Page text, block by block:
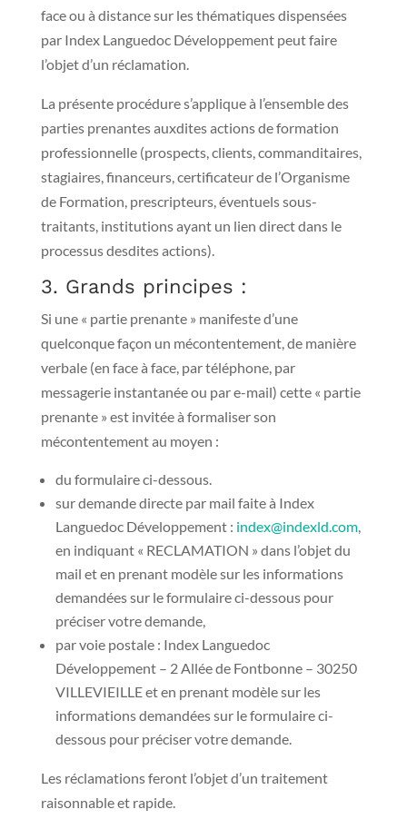
face ou à distance sur les thématiques dispensées
par Index Languedoc Développement peut faire
l’objet d’un réclamation.
La présente procédure s’applique à l’ensemble des
parties prenantes auxdites actions de formation
professionnelle (prospects, clients, commanditaires,
stagiaires, financeurs, certificateur de l’Organisme
de Formation, prescripteurs, éventuels sous-
traitants, institutions ayant un lien direct dans le
processus desdites actions).
3. Grands principes :
Si une « partie prenante » manifeste d’une
quelconque façon un mécontentement, de manière
verbale (en face à face, par téléphone, par
messagerie instantanée ou par e-mail) cette « partie
prenante » est invitée à formaliser son
mécontentement au moyen :
du formulaire ci-dessous.
sur demande directe par mail faite à Index
Languedoc Développement : index@indexld.com,
en indiquant « RECLAMATION » dans l’objet du
mail et en prenant modèle sur les informations
demandées sur le formulaire ci-dessous pour
préciser votre demande,
par voie postale : Index Languedoc
Développement – 2 Allée de Fontbonne – 30250
VILLEVIEILLE et en prenant modèle sur les
informations demandées sur le formulaire ci-
dessous pour préciser votre demande.
Les réclamations feront l’objet d’un traitement
raisonnable et rapide.